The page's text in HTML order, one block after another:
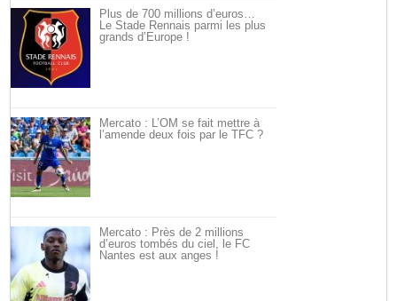
Plus de 700 millions d’euros…
Le Stade Rennais parmi les plus
grands d’Europe !
Mercato : L’OM se fait mettre à
l’amende deux fois par le TFC ?
Mercato : Près de 2 millions
d’euros tombés du ciel, le FC
Nantes est aux anges !